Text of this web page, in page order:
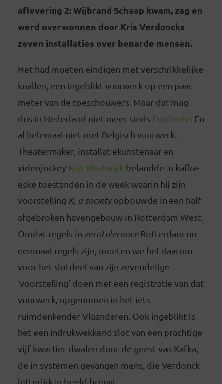
aflevering 2: Wijbrand Schaap kwam, zag en
werd overwonnen door Kris Verdoncks
zeven installaties over benarde mensen.
Het had moeten eindigen met verschrikkelijke
knallen, een ingeblikt vuurwerk op een paar
meter van de toeschouwers. Maar dat mag
dus in Nederland niet meer sinds Enschede . En
al helemaal niet met Belgisch vuurwerk.
Theatermaker, installatiekunstenaar en
videojockey Kris Verdonck belandde in kafka-
eske toestanden in de week waarin hij zijn
voorstelling K, a societyopbouwde in een half
afgebroken havengebouw in Rotterdam West.
Omdat regels in zerotoleranceRotterdam nu
eenmaal regels zijn, moeten we het daarom
voor het slotdeel van zijn zevendelige
‘voorstelling’ doen met een registratie van dat
vuurwerk, opgenomen in het iets
ruimdenkender Vlaanderen. Ook ingeblikt is
het een indrukwekkend slot van een prachtige
vijf kwartier dwalen door de geest van Kafka,
de in systemen gevangen mens, die Verdonck
letterlijk in beeld brengt.